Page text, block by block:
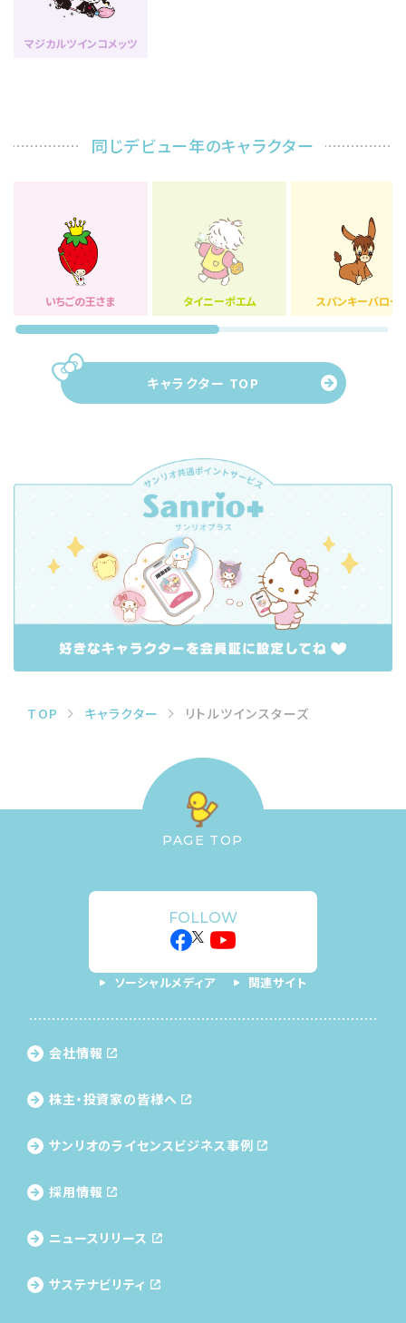
マジカルツインコメッツ
同じデビュー年のキャラクター
いちごの王さま タイニーポエム スパンキーバロー
キャラクター TOP
TOP キャラクター リトルツインスターズ
PAGE TOP
FOLLOW
ソーシャルメディア 関連サイト
会社情報
株主・投資家の皆様へ
サンリオのライセンス ビジネス事例
採用情報
ニュースリリース
サステナビリティ